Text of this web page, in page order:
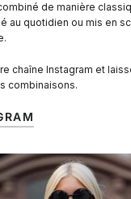
de manière
au quotidien ou mis en
chaîne Instagram et
combinaisons.